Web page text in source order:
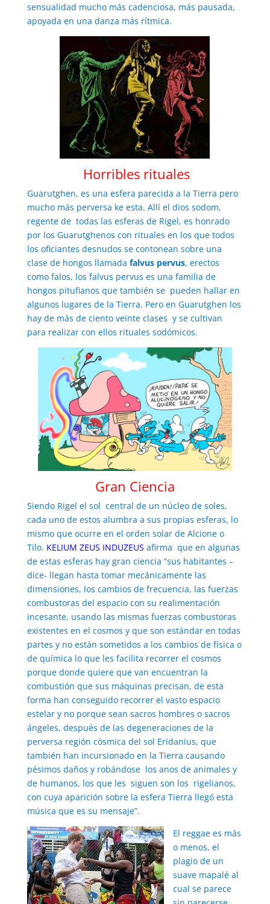
sensualidad mucho más cadenciosa, más pausada,
apoyada en una danza más rítmica.
Horribles rituales
Guarutghen, es una esfera parecida a la Tierra pero
mucho más perversa ke esta. Allí el dios sodom,
regente de todas las esferas de Rigel, es honrado
por los Guarutghenos con rituales en los que todos
los oficiantes desnudos se contonean sobre una
clase de hongos llamada falvus pervus, erectos
como falos, los falvus pervus es una familia de
hongos pitufianos que también se pueden hallar en
algunos lugares de la Tierra. Pero en Guarutghen los
hay de más de ciento veinte clases y se cultivan
para realizar con ellos rituales sodómicos.
Gran Ciencia
Siendo Rigel el sol central de un núcleo de soles,
cada uno de estos alumbra a sus propias esferas, lo
mismo que ocurre en el orden solar de Alcione o
Tilo. KELIUM ZEUS INDUZEUS afirma que en algunas
de estas esferas hay gran ciencia “sus habitantes –
dice- llegan hasta tomar mecánicamente las
dimensiones, los cambios de frecuencia, las fuerzas
combustoras del espacio con su realimentación
incesante, usando las mismas fuerzas combustoras
existentes en el cosmos y que son estándar en todas
partes y no están sometidos a los cambios de física o
de química lo que les facilita recorrer el cosmos
porque donde quiere que van encuentran la
combustión que sus máquinas precisan, de esta
forma han conseguido recorrer el vasto espacio
estelar y no porque sean sacros hombres o sacros
ángeles, después de las degeneraciones de la
perversa región cósmica del sol Eridanius, que
también han incursionado en la Tierra causando
pésimos daños y robándose los anos de animales y
de humanos, los que les siguen son los rigelianos,
con cuya aparición sobre la esfera Tierra llegó esta
música que es su mensaje”.
El reggae es más
o menos, el
plagio de un
suave mapalé al
cual se parece